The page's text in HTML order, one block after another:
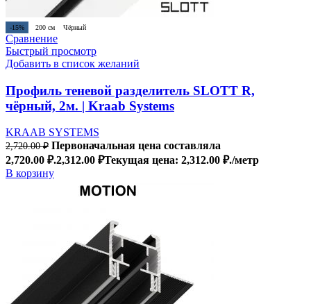
-15% 200 см Чёрный
Сравнение
Быстрый просмотр
Добавить в список желаний
Профиль теневой разделитель SLOTT R,
чёрный, 2м. | Kraab Systems
KRAAB SYSTEMS
2,720.00₽ Первоначальная цена составляла
2,720.00 ₽.2,312.00 ₽Текущая цена: 2,312.00 ₽./метр
В корзину